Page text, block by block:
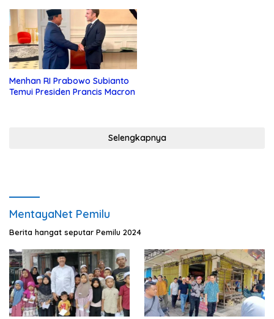
Menhan RI Prabowo Subianto
Temui Presiden Prancis Macron
Selengkapnya
MentayaNet Pemilu
Berita hangat seputar Pemilu 2024